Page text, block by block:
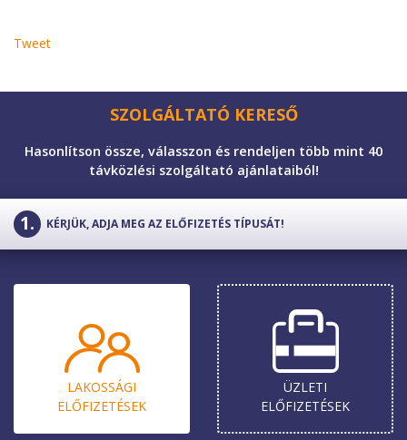
Tweet
SZOLGÁLTATÓ KERESŐ
Hasonlítson össze, válasszon és rendeljen több mint 40
távközlési szolgáltató ajánlataiból!
KÉRJÜK, ADJA MEG AZ ELŐFIZETÉS TÍPUSÁT!
LAKOSSÁGI
ELŐ­FIZETÉSEK
ÜZLETI
ELŐ­FIZETÉSEK